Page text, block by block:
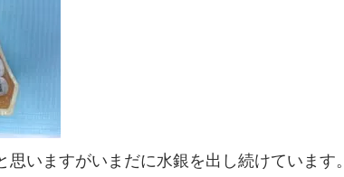
思いますがいまだに水銀を出し続けています。